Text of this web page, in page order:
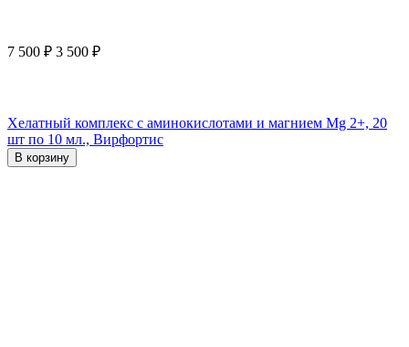
7 500 ₽ 3 500 ₽
Хелатный комплекс с аминокислотами и магнием Mg 2+, 20
шт по 10 мл., Вирфортис
В корзину